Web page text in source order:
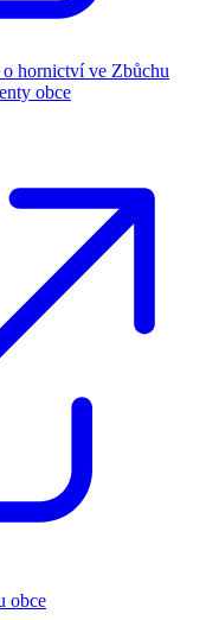
hornictví ve Zbůchu
obce
obce